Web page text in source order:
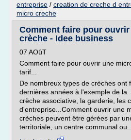
entreprise / creation de creche d
micro creche
Comment faire pour
crèche - Idee business
07 AOûT
Comment faire pour ouvrir une
tarif...
De nombreux types de crèches ont
dernières années à l'exemple de la
crèche associative, la garderie, les
d'entreprise...Comment ouvrir une
crèches peuvent être gérées par
territoriale, un centre communal ou...